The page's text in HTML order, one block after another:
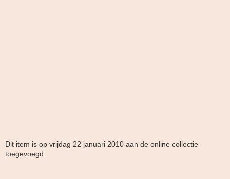
Dit item is op vrijdag 22 januari 2010 aan de online collectie
toegevoegd.